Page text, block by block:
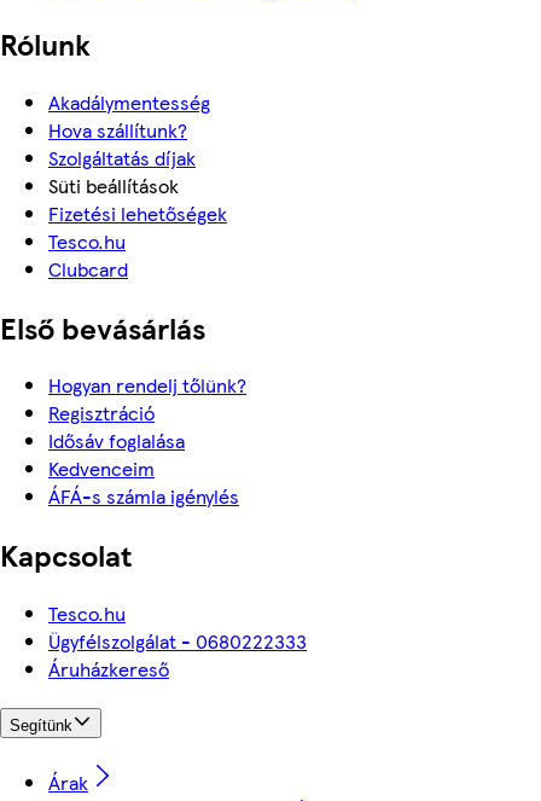
Rólunk
Akadálymentesség
Hova szállítunk?
Szolgáltatás díjak
Süti beállítások
Fizetési lehetőségek
Tesco.hu
Clubcard
Első bevásárlás
Hogyan rendelj tőlünk?
Regisztráció
Idősáv foglalása
Kedvenceim
ÁFÁ-s számla igénylés
Kapcsolat
Tesco.hu
Ügyfélszolgálat - 0680222333
Áruházkereső
Segítünk
Árak